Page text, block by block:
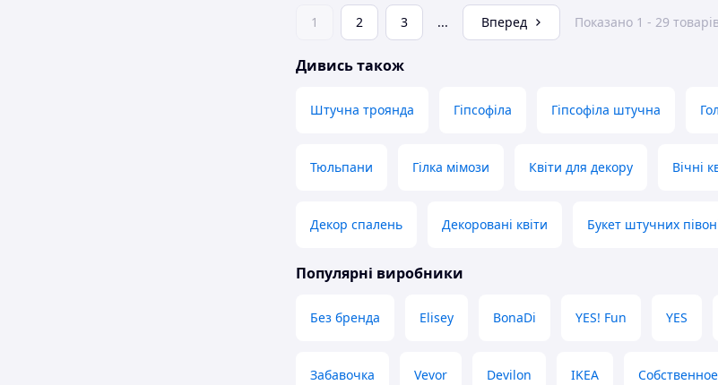
1 2 3 ... Вперед Показано 1 - 29
Дивись також
Штучна троянда Гіпсофіла Гіпсофіла штучна
Тюльпани Гілка мімози Квіти для декору Вічні
Декор спалень Декоровані квіти Букет штучних
Популярні виробники
Без бренда Elisey BonaDi YES! Fun YES
Забавочка Vevor Devilon IKEA